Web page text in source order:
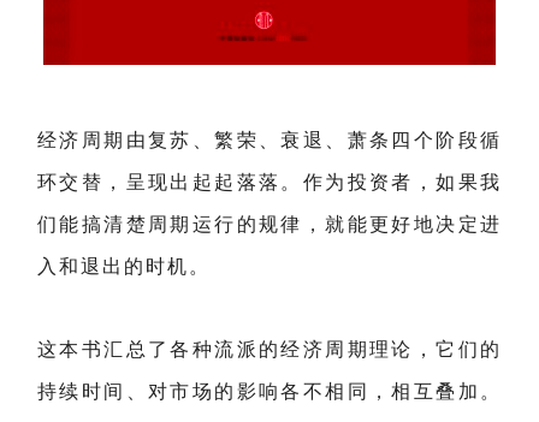
经济周期由复苏、繁荣、衰退、萧条四个阶段循
环交替，呈现出起起落落。作为投资者，如果我
们能搞清楚周期运行的规律，就能更好地决定进
入和退出的时机。
这本书汇总了各种流派的经济周期理论，它们的
持续时间、对市场的影响各不相同，相互叠加。